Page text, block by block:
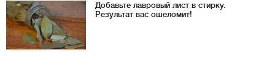
Добавьте лавровый лист в стирку.
Результат вас ошеломит!